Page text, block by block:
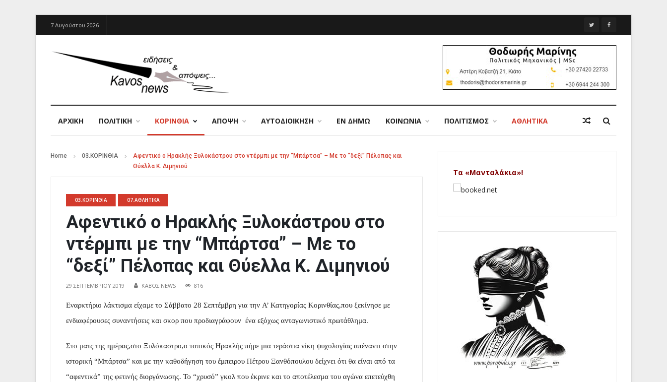
7 Αυγούστου 2026
ΑΡΧΙΚΉ ΠΟΛΙΤΙΚΗ ΚΟΡΙΝΘΙΑ ΑΠΟΨΗ ΑΥΤΟΔΙΟΙΚΗΣΗ ΕΝ ΔΗΜΩ ΚΟΙΝΩΝΙΑ ΠΟΛΙΤΙΣΜΟΣ ΑΘΛΗΤΙΚΑ
Home 03.ΚΟΡΙΝΘΙΑ
Αφεντικό ο Ηρακλής Ξυλοκάστρου στο ντέρμπι με την “Μπάρτσα” – Με το “δεξί” Πέλοπας και
Θύελλα Κ. Διμηνιού
03.ΚΟΡΙΝΘΙΑ 07.ΑΘΛΗΤΙΚΑ
Αφεντικό ο Ηρακλής Ξυλοκάστρου στο
ντέρμπι με την “Μπάρτσα” – Με το
“δεξί” Πέλοπας και Θύελλα Κ. Διμηνιού
29 ΣΕΠΤΕΜΒΡΊΟΥ 2019 ΚΑΒΟΣ NEWS 816
Εναρκτήριο λάκτισμα είχαμε το Σάββατο 28 Σεπτέμβρη για την Α’ Κατηγορίας Κορινθίας,που ξεκίνησε με
ενδιαφέρουσες συναντήσεις και σκορ που προδιαγράφουν ένα εξόχως ανταγωνιστικό πρωτάθλημα.
Στο ματς της ημέρας,στο Ξυλόκαστρο,ο τοπικός Ηρακλής πήρε μια τεράστια νίκη ψυχολογίας απέναντι στην
ιστορική “Μπάρτσα” και με την καθοδήγηση του έμπειρου Πέτρου Ξανθόπουλου δείχνει ότι θα είναι από τα
“αφεντικά” της φετινής διοργάνωσης. Το “χρυσό” γκολ που έκρινε και το αποτέλεσμα του αγώνα επετεύχθη
Τα «Μανταλάκια»!